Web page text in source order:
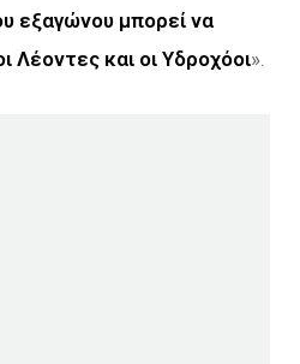
εξαγώνου μπορεί να
Λέοντες και οι Υδροχόοι».